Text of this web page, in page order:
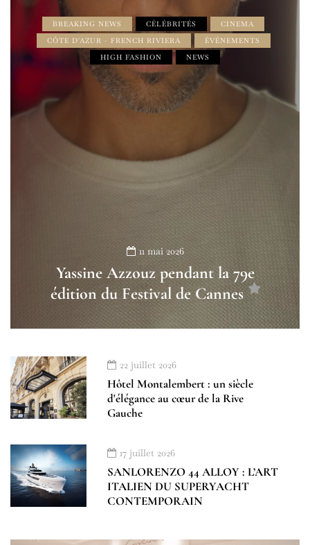
BREAKING NEWS CÉLÉBRITÉS
CINEMA
CÔTE D'AZUR - FRENCH RIVIERA
ÉVÉNEMENTS
HIGH FASHION
NEWS
11 mai 2026
Yassine Azzouz pendant la 79e
édition du Festival de Cannes
22 juillet 2026
Hôtel Montalembert : un siècle
d'élégance au cœur de la Rive
Gauche
17 juillet 2026
SANLORENZO 44 ALLOY : L’ART
ITALIEN DU SUPERYACHT
CONTEMPORAIN